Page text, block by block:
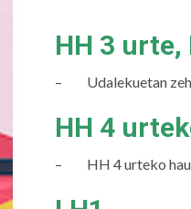
HH 3 urte,
– Udalekuetan
HH 4
– HH 4 urteko